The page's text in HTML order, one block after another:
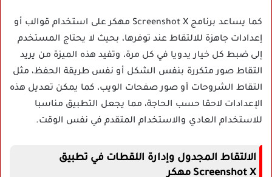
كما يساعد برنامج Screenshot X مهكر على استخدام قوالب أو
إعدادات جاهزة للالتقاط عند توفرها، بحيث لا يحتاج المستخدم
إلى ضبط كل خيار يدويا في كل مرة، وتفيد هذه الميزة من يريد
التقاط صور متكررة بنفس الشكل أو نفس طريقة الحفظ، مثل
التقاط الشروحات أو صور صفحات الويب، كما يمكن تعديل هذه
الإعدادات لاحقا حسب الحاجة، مما يجعل التطبيق مناسبا
للاستخدام العادي والاستخدام المتقدم في نفس الوقت.
الالتقاط المجدول وإدارة اللقطات في تطبيق
Screenshot X مهكر